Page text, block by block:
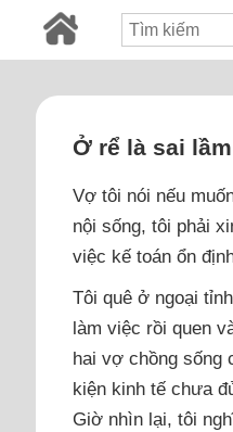
Ở rể là sai
Vợ tôi nói nếu
nội sống, tôi phải
việc kế toán ổn
Tôi quê ở ngoại
làm việc rồi quen
hai vợ chồng sống
kiện kinh tế chưa
Giờ nhìn lại, tôi